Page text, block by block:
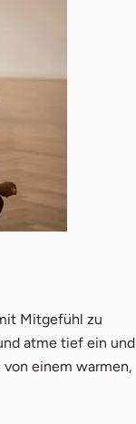
Mitgefühl zu
atme tief ein und
einem warmen,